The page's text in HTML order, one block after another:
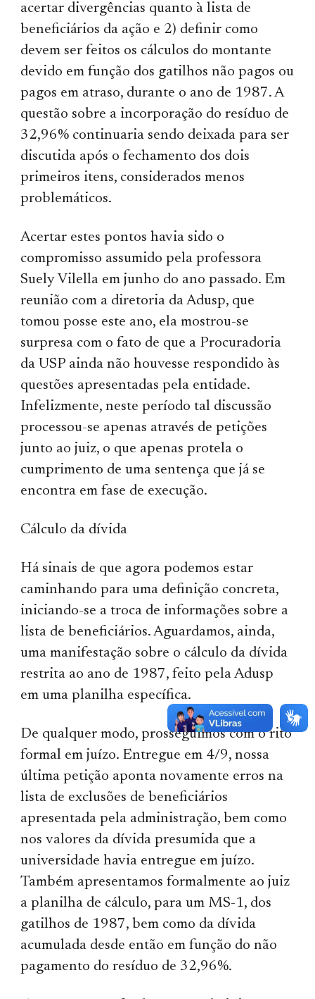
acertar divergências quanto à lista de
beneficiários da ação e 2) definir como
devem ser feitos os cálculos do montante
devido em função dos gatilhos não pagos ou
pagos em atraso, durante o ano de 1987. A
questão sobre a incorporação do resíduo de
32,96% continuaria sendo deixada para ser
discutida após o fechamento dos dois
primeiros itens, considerados menos
problemáticos.
Acertar estes pontos havia sido o
compromisso assumido pela professora
Suely Vilella em junho do ano passado. Em
reunião com a diretoria da Adusp, que
tomou posse este ano, ela mostrou-se
surpresa com o fato de que a Procuradoria
da USP ainda não houvesse respondido às
questões apresentadas pela entidade.
Infelizmente, neste período tal discussão
processou-se apenas através de petições
junto ao juiz, o que apenas protela o
cumprimento de uma sentença que já se
encontra em fase de execução.
Cálculo da dívida
Há sinais de que agora podemos estar
caminhando para uma definição concreta,
iniciando-se a troca de informações sobre a
lista de beneficiários. Aguardamos, ainda,
uma manifestação sobre o cálculo da dívida
restrita ao ano de 1987, feito pela Adusp
em uma planilha específica.
De qualquer modo, prosseguimos com o rito
formal em juízo. Entregue em 4/9, nossa
última petição aponta novamente erros na
lista de exclusões de beneficiários
apresentada pela administração, bem como
nos valores da dívida presumida que a
universidade havia entregue em juízo.
Também apresentamos formalmente ao juiz
a planilha de cálculo, para um MS-1, dos
gatilhos de 1987, bem como da dívida
acumulada desde então em função do não
pagamento do resíduo de 32,96%.